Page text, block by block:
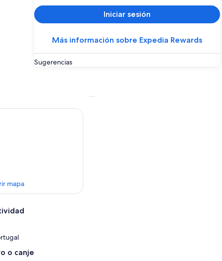
Iniciar sesión
Más información sobre Expedia Rewards
Sugerencias
mapa
o canje